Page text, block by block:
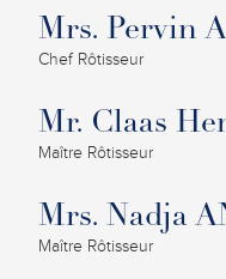
Mrs. Pervin
Chef Rôtisseur
Mr. Claas
Maître Rôtisseur
Mrs. Nadja
Maître Rôtisseur